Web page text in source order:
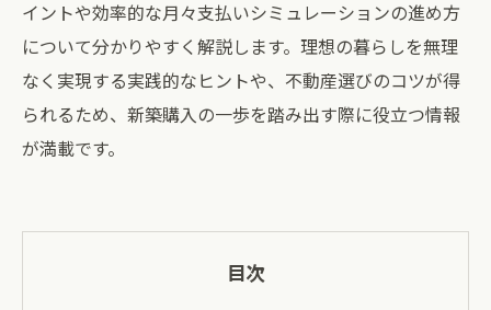
イントや効率的な月々支払いシミュレーションの進め方
について分かりやすく解説します。理想の暮らしを無理
なく実現する実践的なヒントや、不動産選びのコツが得
られるため、新築購入の一歩を踏み出す際に役立つ情報
が満載です。
目次